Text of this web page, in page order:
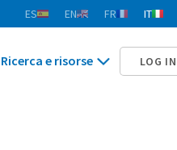
ES EN FR IT
Ricerca e risorse LOG IN